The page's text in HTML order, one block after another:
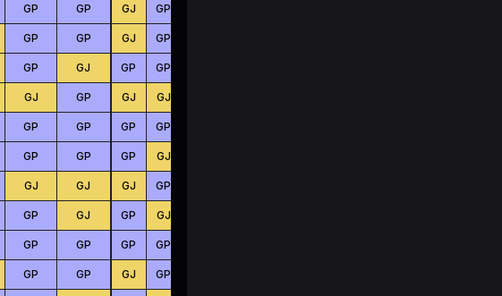
GP GP
GP GP
GP GJ
GJ GP
GP GP
GP GP
GJ GJ
GP GJ
GP GP
GP GP
GJ GP
GJ GP
GP GP
GJ GJ
GP GP
GP GJ
GJ GP
GP GJ
GP GP
GJ GP